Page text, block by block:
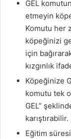
GEL
etmeyin
Komutu her
köpeğinizi
için
kızgınlık
Köpeğinize
komutu tek
GEL”
karıştırabilir.
Eğitim